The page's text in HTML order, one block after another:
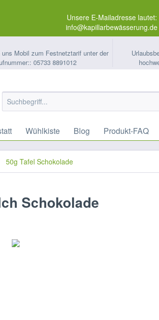
Unsere E-Mailadresse lautet:
info@kapillarbewässerung.de
Mobil zum Festnetztarif unter der
05733 8891012
Wühlkiste Blog Produkt-FAQ
50g Tafel Schokolade
Schokolade